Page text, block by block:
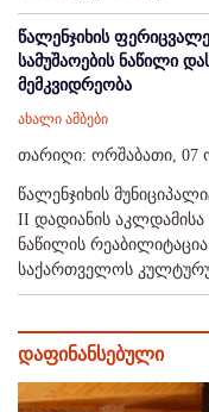
წალენჯიხის
სამუშაოების ნაწილი
მემკვიდრეობა
ახალი ამბები
თარიღი: ორშაბათი, 07
წალენჯიხის
II დადიანის აკლდამისა
ნაწილის
საქართველოს
დაფინანსებული